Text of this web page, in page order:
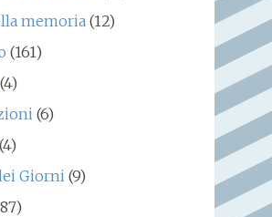
memoria(12)
(161)
(4)
(6)
Giorni(9)